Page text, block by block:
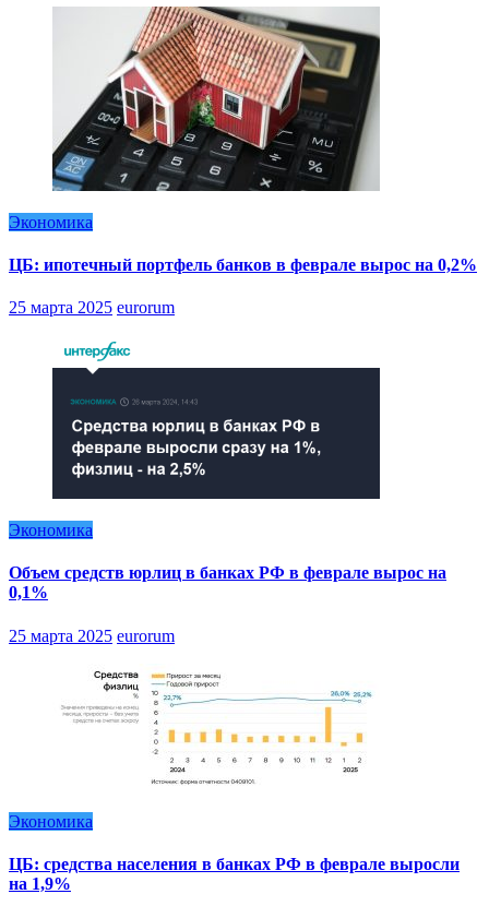
Экономика
ЦБ: ипотечный портфель банков в феврале вырос на 0,2%
25 марта 2025 eurorum
Экономика
Объем средств юрлиц в банках РФ в феврале вырос на
0,1%
25 марта 2025 eurorum
Экономика
ЦБ: средства населения в банках РФ в феврале выросли
на 1,9%